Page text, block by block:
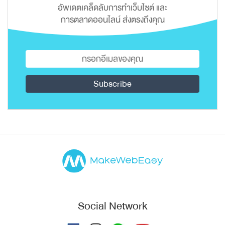
อัพเดตเคล็ดลับการทำเว็บไซต์ และ
การตลาดออนไลน์ ส่งตรงถึงคุณ
Social Network